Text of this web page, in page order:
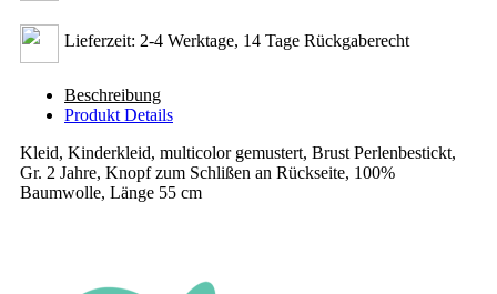
Lieferzeit: 2-4 Werktage, 14 Tage Rückgaberecht
Beschreibung
Produkt Details
Kleid, Kinderkleid, multicolor gemustert, Brust Perlenbestickt,
Gr. 2 Jahre, Knopf zum Schlißen an Rückseite, 100%
Baumwolle, Länge 55 cm